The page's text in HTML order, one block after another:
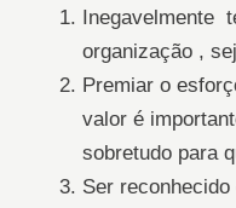
Inegavelmente
organização ,
Premiar o
valor é
sobretudo para
Ser